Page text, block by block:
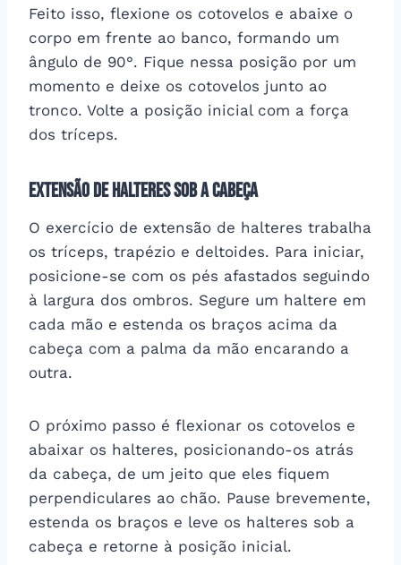
Feito isso, flexione os cotovelos e abaixe o
corpo em frente ao banco, formando um
ângulo de 90°. Fique nessa posição por um
momento e deixe os cotovelos junto ao
tronco. Volte a posição inicial com a força
dos tríceps.
Extensão de halteres sob a cabeça
O exercício de extensão de halteres trabalha
os tríceps, trapézio e deltoides. Para iniciar,
posicione-se com os pés afastados seguindo
à largura dos ombros. Segure um haltere em
cada mão e estenda os braços acima da
cabeça com a palma da mão encarando a
outra.
O próximo passo é flexionar os cotovelos e
abaixar os halteres, posicionando-os atrás
da cabeça, de um jeito que eles fiquem
perpendiculares ao chão. Pause brevemente,
estenda os braços e leve os halteres sob a
cabeça e retorne à posição inicial.